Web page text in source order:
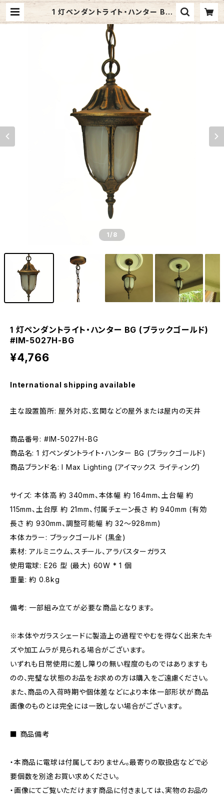
1 灯ペンダントライト・ハンター BG
(ブラックゴールド) #IM-5027H-B
G | ジャメックスストア (Jamex In
c.) | 照明器具・レンジフード・洗面台
などのインターネット通販サイト
1/8
1 灯ペンダントライト・ハンター BG (ブラックゴールド)
#IM-5027H-BG
¥4,766
International shipping available
主な設置箇所: 屋外対応、玄関などの屋外または屋内の天井
商品番号: #IM-5027H-BG
商品名: 1 灯ペンダントライト・ハンター BG (ブラックゴールド)
商品ブランド名: I Max Lighting (アイマックス ライティング)
サイズ: 本体高 約 340mm、本体幅 約 164mm、土台幅 約
115mm、土台厚 約 21mm、付属チェーン長さ 約 940mm (有効
長さ 約 930mm、調整可能幅 約 32～928mm)
本体カラー: ブラックゴールド (黒金)
素材: アルミニウム、スチール、アラバスターガラス
使用電球: E26 型 (最大) 60W * 1 個
重量: 約 0.8kg
備考: 一部組み立てが必要な商品となります。
※本体やガラスシェードに製造上の過程でやむを得なく出来たキ
ズや加工ムラが見られる場合がございます。
いずれも日常使用に差し障りの無い程度のものではありますも
のの、完璧な状態のお品をお求めの方は購入をご遠慮ください。
また、商品の入荷時期や個体差などにより本体一部形状が商品
画像のものとは完全には一致しない場合がございます。
■ 商品備考
・本商品に電球は付属しておりません。最寄りの取扱店などで必
要個数を別途お買い求めください。
・画像にてご覧いただけます商品に付きましては、実物のお品の